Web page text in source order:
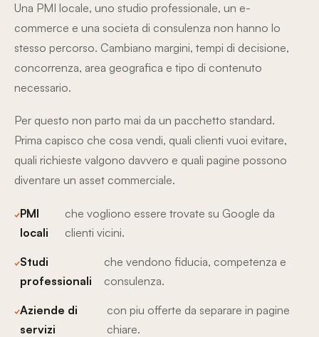
Una PMI locale, uno studio professionale, un e-
commerce e una societa di consulenza non hanno lo
stesso percorso. Cambiano margini, tempi di decisione,
concorrenza, area geografica e tipo di contenuto
necessario.
Per questo non parto mai da un pacchetto standard.
Prima capisco che cosa vendi, quali clienti vuoi evitare,
quali richieste valgono davvero e quali pagine possono
diventare un asset commerciale.
PMI
locali
che vogliono essere trovate su Google da
clienti vicini.
Studi
professionali
che vendono fiducia, competenza e
consulenza.
Aziende di
servizi
con piu offerte da separare in pagine
chiare.